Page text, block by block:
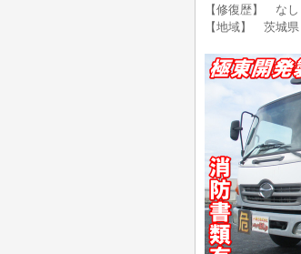
【修復歴】 なし
【地域】 茨城県